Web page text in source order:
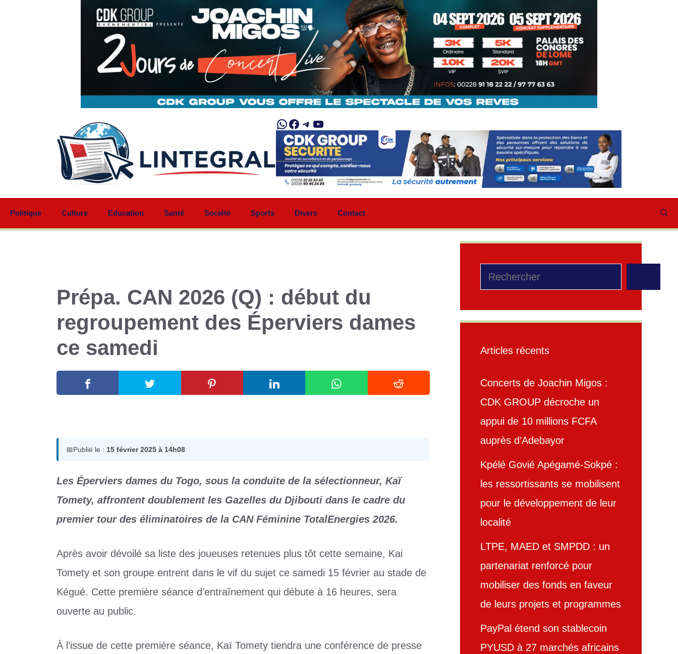
WhatsApp
Facebook
Telegram
YouTube
Politique Culture Education Santé Société Sports Divers Contact
Prépa. CAN 2026 (Q) : début du
regroupement des Éperviers dames
ce samedi
📅Publié le : 15 février 2025 à 14h08
Les Éperviers dames du Togo, sous la conduite de la sélectionneur, Kaï
Tomety, affrontent doublement les Gazelles du Djibouti dans le cadre du
premier tour des éliminatoires de la CAN Féminine TotalEnergies 2026.
Après avoir dévoilé sa liste des joueuses retenues plus tôt cette semaine, Kai
Tomety et son groupe entrent dans le vif du sujet ce samedi 15 février au stade de
Kégué. Cette première séance d’entraînement qui débute à 16 heures, sera
ouverte au public.
À l’issue de cette première séance, Kaï Tomety tiendra une conférence de presse
Rechercher
Articles récents
Concerts de Joachin Migos :
CDK GROUP décroche un
appui de 10 millions FCFA
auprès d’Adebayor
Kpélé Govié Apégamé-Sokpé :
les ressortissants se mobilisent
pour le développement de leur
localité
LTPE, MAED et SMPDD : un
partenariat renforcé pour
mobiliser des fonds en faveur
de leurs projets et programmes
PayPal étend son stablecoin
PYUSD à 27 marchés africains